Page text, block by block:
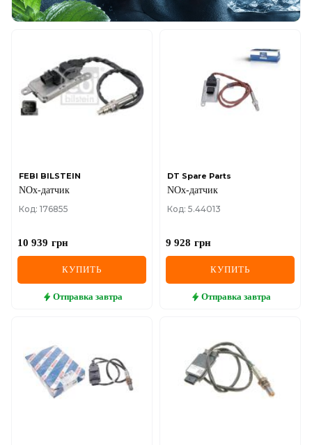
FEBI BILSTEIN
NOx-датчик
Код: 176855
10 939 грн
КУПИТЬ
Отправка завтра
DT Spare Parts
NOx-датчик
Код: 5.44013
9 928 грн
КУПИТЬ
Отправка завтра